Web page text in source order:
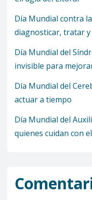
Día Mundial contra
diagnosticar, tratar
Día Mundial del
invisible para
Día Mundial del
actuar a tiempo
Día Mundial del
quienes cuidan con